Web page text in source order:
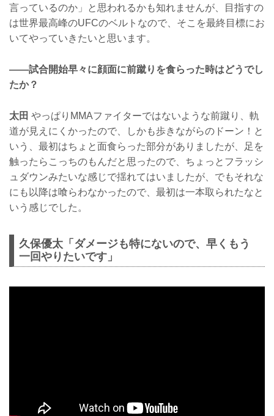
言っているのか」と思われるかも知れませんが、目指すの
は世界最高峰のUFCのベルトなので、そこを最終目標にお
いてやっていきたいと思います。
——試合開始早々に顔面に前蹴りを食らった時はどうでし
たか？
太田 やっぱりMMAファイターではないような前蹴り、軌
道が見えにくかったので、しかも歩きながらのドーン！と
いう、最初はちょと面食らった部分がありましたが、足を
触ったらこっちのもんだと思ったので、ちょっとフラッシ
ュダウンみたいな感じで揺れてはいましたが、でもそれな
にも以降は喰らわなかったので、最初は一本取られたなと
いう感じでした。
久保優太「ダメージも特にないので、早くもう
一回やりたいです」